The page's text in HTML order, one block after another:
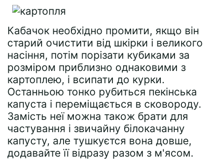
Кабачок необхідно промити, якщо він
старий очистити від шкірки і великого
насіння, потім порізати кубиками за
розміром приблизно однаковими з
картоплею, і всипати до курки.
Останньою тонко рубиться пекінська
капуста і переміщається в сковороду.
Замість неї можна також брати для
частування і звичайну білокачанну
капусту, але тушкуєтся вона довше,
додавайте її відразу разом з м'ясом.